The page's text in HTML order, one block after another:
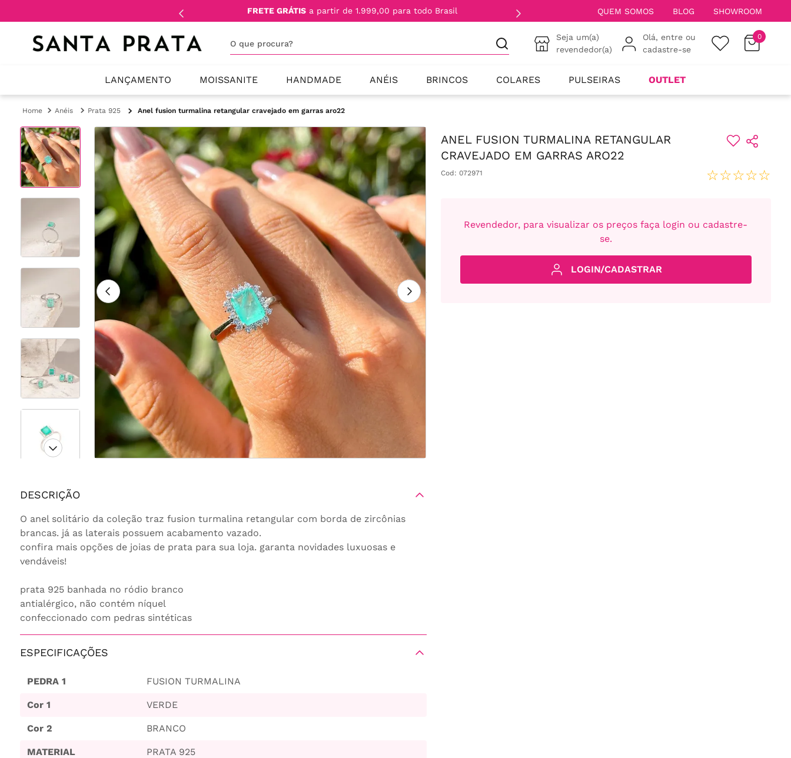
FRETE GRÁTIS a partir de 1.999,00 para todo Brasil QUEM SOMOS BLOG SHOWROOM
Seja um(a)
revendedor(a)
Olá, entre ou
cadastre-se
0
LANÇAMENTO MOISSANITE HANDMADE ANÉIS BRINCOS COLARES PULSEIRAS OUTLET
Anéis Prata 925 Anel fusion turmalina retangular cravejado em garras aro22
DESCRIÇÃO
O anel solitário da coleção traz fusion turmalina retangular com borda de zircônias
brancas. já as laterais possuem acabamento vazado.
confira mais opções de joias de prata para sua loja. garanta novidades luxuosas e
vendáveis!
prata 925 banhada no ródio branco
antialérgico, não contém níquel
confeccionado com pedras sintéticas
ESPECIFICAÇÕES
PEDRA 1 FUSION TURMALINA
Cor 1 VERDE
Cor 2 BRANCO
MATERIAL PRATA 925
ANEL FUSION TURMALINA RETANGULAR
CRAVEJADO EM GARRAS ARO22
Cod: 072971 ☆☆☆☆☆
Revendedor, para visualizar os preços faça login ou cadastre-
se.
LOGIN/CADASTRAR